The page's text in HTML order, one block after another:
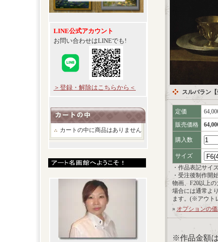
LINE公式アカウント
お問い合わせはLINEでも!
＞登録・解除はこちらから＜
カートの中に商品はありません
スルバラン
定価
販売価格
購入数
サイズ
・作品表記サイ
・受注後制作開
物画、F20以上
場合には通常よ
ます。(※アウト
» オプションの
※作品金額